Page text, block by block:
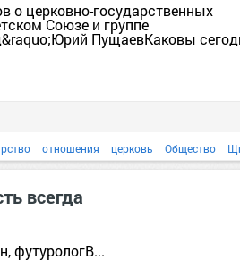
о церковно-государственных
Союзе и группе
ПущаевКаковы
отношения церковь Общество
всегда
футурологВ...